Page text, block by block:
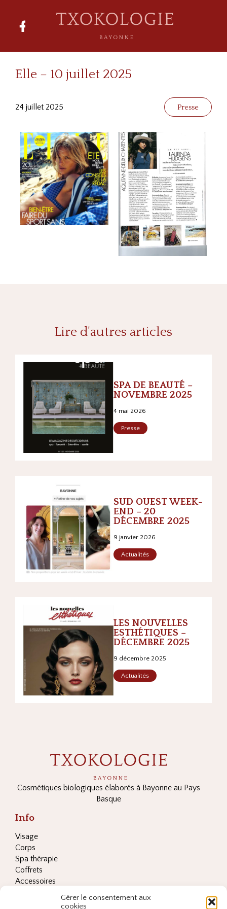
Gérer le consentement aux
cookies
Elle – 10 juillet 2025
24 juillet 2025 Presse
Lire d'autres articles
SPA DE BEAUTÉ –
NOVEMBRE 2025
4 mai 2026
Presse
SUD OUEST WEEK-
END – 20
DÉCEMBRE 2025
9 janvier 2026
Actualités
LES NOUVELLES
ESTHÉTIQUES –
DÉCEMBRE 2025
9 décembre 2025
Actualités
Cosmétiques biologiques élaborés à Bayonne au Pays
Basque
Info
Visage
Corps
Spa thérapie
Coffrets
Accessoires
Les ingrédients clés
Conditions générales de vente